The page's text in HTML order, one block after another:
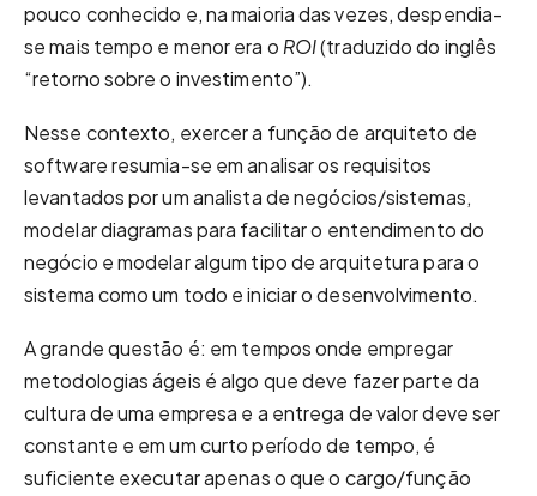
pouco conhecido e, na maioria das vezes, despendia-
se mais tempo e menor era o ROI(traduzido do inglês
“retorno sobre o investimento”).
Nesse contexto, exercer a função de arquiteto de
software resumia-se em analisar os requisitos
levantados por um analista de negócios/sistemas,
modelar diagramas para facilitar o entendimento do
negócio e modelar algum tipo de arquitetura para o
sistema como um todo e iniciar o desenvolvimento.
A grande questão é: em tempos onde empregar
metodologias ágeis é algo que deve fazer parte da
cultura de uma empresa e a entrega de valor deve ser
constante e em um curto período de tempo, é
suficiente executar apenas o que o cargo/função